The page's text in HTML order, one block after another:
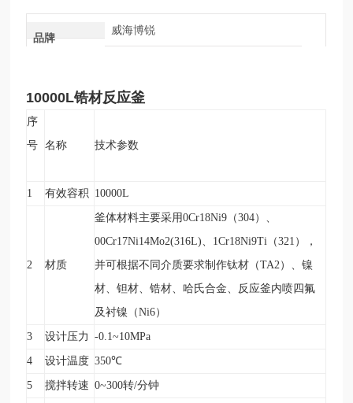
品牌
威海博锐
10000L锆材反应釜
序
号
名称 技术参数
1 有效容积 10000L
2 材质
釜体材料主要采用0Cr18Ni9（304）、
00Cr17Ni14Mo2(316L)、1Cr18Ni9Ti（321），
并可根据不同介质要求制作钛材（TA2）、镍
材、钽材、锆材、哈氏合金、反应釜内喷四氟
及衬镍（Ni6）
3 设计压力 -0.1~10MPa
4 设计温度 350℃
5 搅拌转速 0~300转/分钟